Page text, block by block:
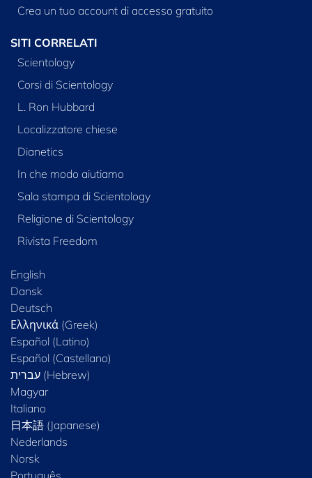
Crea un tuo account di accesso gratuito
SITI CORRELATI
Scientology
Corsi di Scientology
L. Ron Hubbard
Localizzatore chiese
Dianetics
In che modo aiutiamo
Sala stampa di Scientology
Religione di Scientology
Rivista Freedom
English
Dansk
Deutsch
Ελληνικά (Greek)
Español (Latino)
Español (Castellano)
Magyar
Italiano
日本語 (Japanese)
Nederlands
Norsk